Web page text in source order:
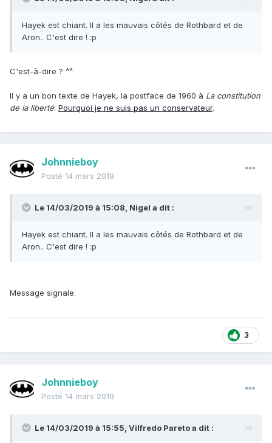
Hayek est chiant. Il a les mauvais côtés de Rothbard et de
Aron.. C'est dire ! :p
C'est-à-dire ? ^^
Il y a un bon texte de Hayek, la postface de 1960 à La constitution
de la liberté: Pourquoi je ne suis pas un conservateur.
Johnnieboy
Posté 14 mars 2019
Le 14/03/2019 à 15:08, Nigel a dit :
Hayek est chiant. Il a les mauvais côtés de Rothbard et de
Aron.. C'est dire ! :p
Message signale.
3
Johnnieboy
Posté 14 mars 2019
Le 14/03/2019 à 15:55, Vilfredo Paretoa dit :